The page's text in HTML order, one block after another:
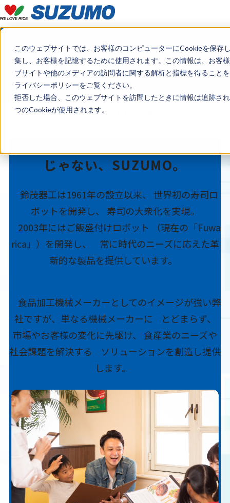
このウェブサイトでは、お客様のコンピューターにCookieを保
集し、お客様を記憶するために使用されます。この情報は、お客
ブサイトや他のメディアの訪問者に関する解析と指標を得ること
ライバシーポリシーをご覧ください。
拒否した場合、このウェブサイトを訪問したときに情報は追跡さ
つのCookieが使用されます。
About SUZUMO
SUZUMOの強み
トップ 企業情報 SUZUMOの強み
じゃない、SUZUMO。
鈴茂器工は1961年の設立以来、 世界初の寿司ロ
ボットを開発し、 寿司の大衆化を実現。
2003年にはご飯盛付けロボット （現在の「Fuwa
rica」）を開発し、
常に時代のニーズに応えた革
新的な製品を提供しています。
食品加工機械メーカーとしてのイメージが強い弊
社ですが、単なる機械メーカーに とどまらず、
市場やお客様の変化に先駆け、 食産業のニーズや
社会課題を解決する
ソリューションを創造し提供
します。